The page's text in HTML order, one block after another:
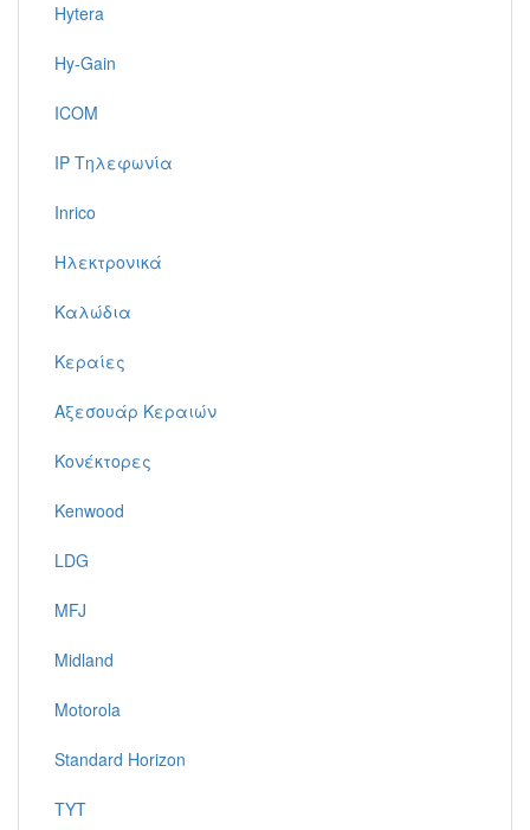
Hytera
Hy-Gain
ICOM
IP Τηλεφωνία
Inrico
Ηλεκτρονικά
Καλώδια
Κεραίες
Αξεσουάρ Κεραιών
Κονέκτορες
Kenwood
LDG
MFJ
Midland
Motorola
Standard Horizon
TYT